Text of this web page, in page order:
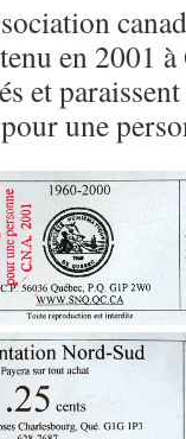
en 2001 à
et
une